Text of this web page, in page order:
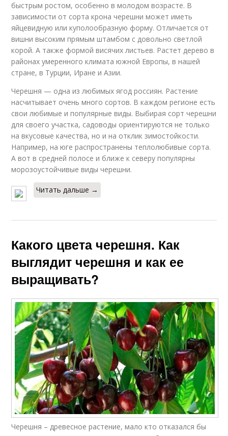
быстрым ростом, особенно в молодом возрасте. В
зависимости от сорта крона черешни может иметь
яйцевидную или куполообразную форму. Отличается от
вишни высоким прямым штамбом с довольно светлой
корой. А также формой висячих листьев. Растет дерево в
районах умеренного климата южной Европы, в нашей
стране, в Турции, Иране и Азии.
Черешня — одна из любимых ягод россиян. Растение
насчитывает очень много сортов. В каждом регионе есть
свои любимые и популярные виды. Выбирая сорт черешни
для своего участка, садоводы ориентируются не только
на вкусовые качества, но и на отклик зимостойкости.
Например, на юге распространены теплолюбивые сорта.
А вот в средней полосе и ближе к северу популярны
морозоустойчивые виды черешни.
Читать дальше →
Какого цвета черешня. Как
выглядит черешня и как ее
выращивать?
Черешня – древесное растение, мало кто отказался бы